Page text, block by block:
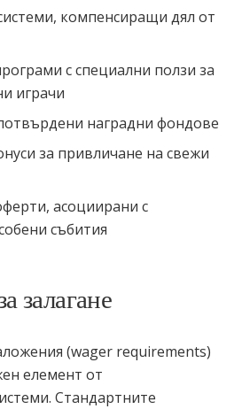
компенсиращи дял от
с специални ползи за
играчи
наградни фондове
за привличане на свежи
асоциирани с
събития
залагане
(wager requirements)
елемент от
Стандартните